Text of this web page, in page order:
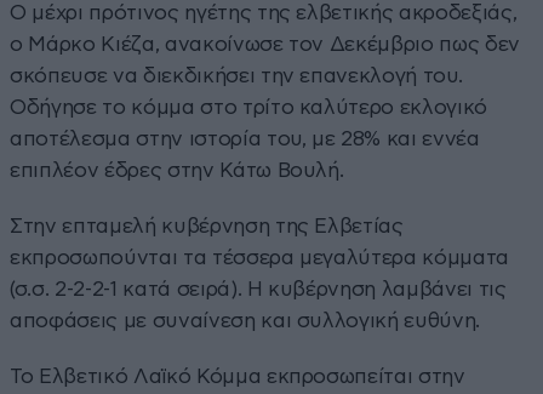
Ο μέχρι πρότινος ηγέτης της ελβετικής ακροδεξιάς,
ο Μάρκο Κιέζα, ανακοίνωσε τον Δεκέμβριο πως δεν
σκόπευσε να διεκδικήσει την επανεκλογή του.
Οδήγησε το κόμμα στο τρίτο καλύτερο εκλογικό
αποτέλεσμα στην ιστορία του, με 28% και εννέα
επιπλέον έδρες στην Κάτω Βουλή.
Στην επταμελή κυβέρνηση της Ελβετίας
εκπροσωπούνται τα τέσσερα μεγαλύτερα κόμματα
(σ.σ. 2-2-2-1 κατά σειρά). Η κυβέρνηση λαμβάνει τις
αποφάσεις με συναίνεση και συλλογική ευθύνη.
Το Ελβετικό Λαϊκό Κόμμα εκπροσωπείται στην